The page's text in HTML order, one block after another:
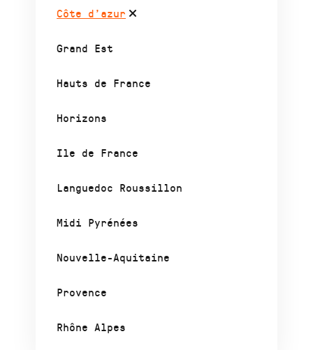
Côte d’azur
Grand Est
Hauts de France
Horizons
Ile de France
Languedoc Roussillon
Midi Pyrénées
Nouvelle-Aquitaine
Provence
Rhône Alpes